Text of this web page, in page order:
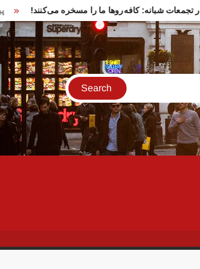
یک زن در تجمعات شبانه: کافه‌روها ما را مسخره می‌کنند!